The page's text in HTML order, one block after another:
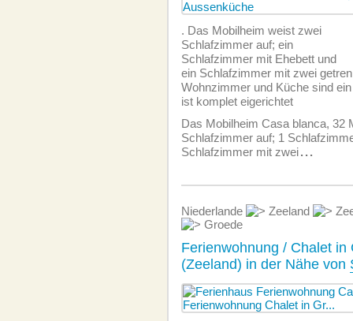
. Das Mobilheim weist zwei
Schlafzimmer auf; ein
Schlafzimmer mit Ehebett und
ein Schlafzimmer mit zwei
Wohnzimmer und Küche sind
ist komplet eigerichtet
Das Mobilheim Casa blanca, 32
Schlafzimmer auf; 1
Schlafzimmer mit zwei...
Niederlande Zeeland
Groede
Ferienwohnung / Chalet in
(Zeeland) in der Nähe von